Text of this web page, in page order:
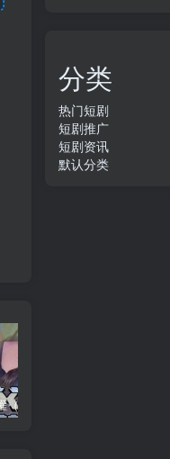
分类
热门短剧
短剧推广
短剧资讯
默认分类